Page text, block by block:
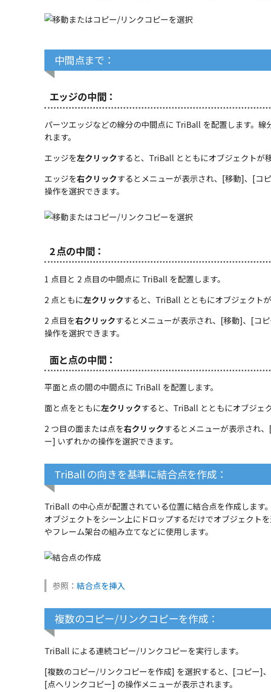
中間点まで：
エッジの中間：
パーツエッジなどの線分の中間点に TriBall を配置します。線
れます。
エッジを左クリックすると、TriBall とともにオブジェクトが移
エッジを右クリックするとメニューが表示され、[移動]、[コ
操作を選択できます。
2 点の中間：
1 点目と 2 点目の中間点に TriBall を配置します。
2 点ともに左クリックすると、TriBall とともにオブジェクトが
2 点目を右クリックするとメニューが表示され、[移動]、[コ
操作を選択できます。
面と点の中間：
平面と点の間の中間点に TriBall を配置します。
面と点をともに左クリックすると、TriBall とともにオブジェ
2 つ目の面または点を右クリックするとメニューが表示され
ー] いずれかの操作を選択できます。
TriBall の向きを基準に結合点を作成：
TriBall の中心点が配置されている位置に結合点を作成します
オブジェクトをシーン上にドロップするだけでオブジェクト
やフレーム架台の組み立てなどに使用します。
参照： 結合点を挿入
複数のコピー/リンクコピーを作成：
TriBall による連続コピー/リンクコピーを実行します。
[複数のコピー/リンクコピーを作成] を選択すると、[コピー]
[点へリンクコピー] の操作メニューが表示されます。